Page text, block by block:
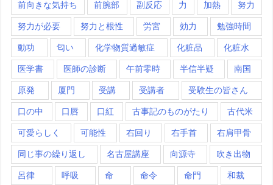
前向きな気持ち 前腕部 副反応 力 加熱 努力
努力が必要 努力と根性 労宮 効力 勉強時間
動功 匂い 化学物質過敏症 化粧品 化粧水
医学書 医師の診断 午前零時 半信半疑 南国
原発 厦門 受講 受講者 受験生の皆さん
口の中 口唇 口紅 古事記のものがたり 古代米
可愛らしく 可能性 右回り 右手首 右肩甲骨
同じ事の繰り返し 名古屋講座 向源寺 吹き出物
呂律 呼吸 命 命令 命門 和裁